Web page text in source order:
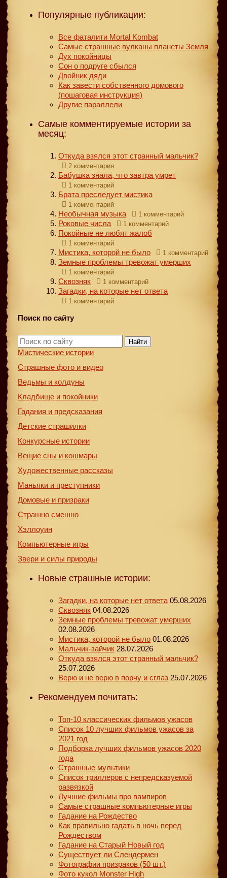
Популярные публикации:
Все фаталити Mortal Kombat
Самые страшные вулканы планеты Земля
Дух покойницы
Сон о подруге сбылся
Двойник дяди
Как завести собственного домового
(пошаговая инструкция)
Другие параллели
Самые комментируемые истории за
месяц:
Откуда взялся этот странный мальчик?
2 комментария
Бабушка знала, что завтра умрет
1 комментарий
Брата преследует мистика
1 комментарий
Необычная музыка 1 комментарий
Роковые числа 1 комментарий
Покойные не любят жалоб
1 комментарий
Мистика, которой не было 1 комментарий
Земные проблемы тревожат умерших
1 комментарий
Сквозняк 1 комментарий
Загадки, на которые нет ответа
1 комментарий
Поиск по сайту
Найти
Мистические истории
Страшные фото и видео
Ведьмы и колдуны
Кладбище и покойники
Гадания и предсказания
Детские страшилки
Конкурсные истории
Вещие сны и кошмары
Художественные рассказы
Маньяки и преступники
Домовые и призраки
Страшно смешно
Хэллоуин
Компьютерные игры
Звери и силы природы
Новые страшные истории:
Загадки, на которые нет ответа 05.08.2026
Сквозняк 04.08.2026
Земные проблемы тревожат умерших
02.08.2026
Мистика, которой не было 01.08.2026
Мальчик-зайчик 28.07.2026
Откуда взялся этот странный мальчик?
25.07.2026
Верю и не верю в порчу и сглаз 25.07.2026
Рекомендуем почитать:
Топ-10 классических фильмов ужасов
Список 10 лучших фильмов ужасов за
2021 год
Подборка лучших фильмов ужасов 2020
года
Страшные мультики
Список триллеров с непредсказуемой
развязкой
Лучшие фильмы про вампиров
Самые страшные компьютерные игры
Гадание на Рождество
Как правильно гадать в ночь перед
Рождеством
Гадание на Старый Новый год
Существует ли Слендермен
Фотографии призраков (50 шт.)
Фото кукол Monster High